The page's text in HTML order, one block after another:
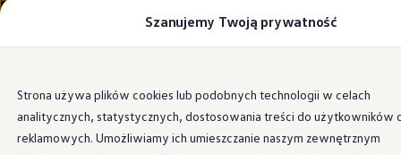
głównej
zawartości
do
stopki
Modele i konfigurator
Auta dostępne od ręki
Cenniki
Modele elektryczne i elektromobilność
Modele elektryczne
Modele elektryczne
Zrównoważone ładowanie
Szanujemy Twoją prywatność
Strona używa plików cookies lub podobnych technologii w celach
analitycznych, statystycznych, dostosowania treści do użytkowników
reklamowych. Umożliwiamy ich umieszczanie naszym zewnętrznym